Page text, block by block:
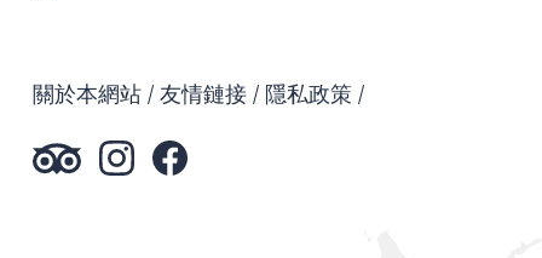
關於本網站 友情鏈接 隱私政策